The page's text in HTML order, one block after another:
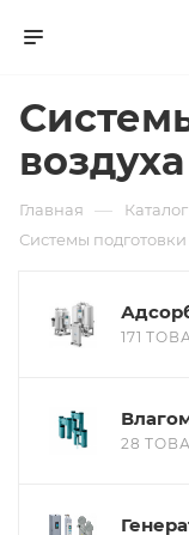
Главная — Каталог
Системы
171
28